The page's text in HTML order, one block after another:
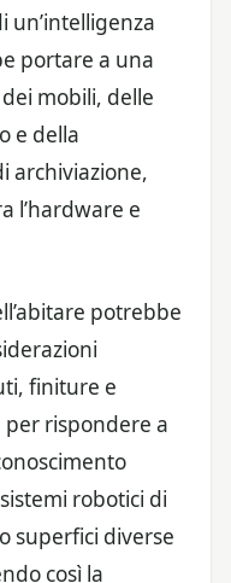
un’intelligenza
portare a una
mobili, delle
e della
archiviazione,
l’hardware e
potrebbe
finiture e
rispondere a
robotici di
superfici diverse
così la